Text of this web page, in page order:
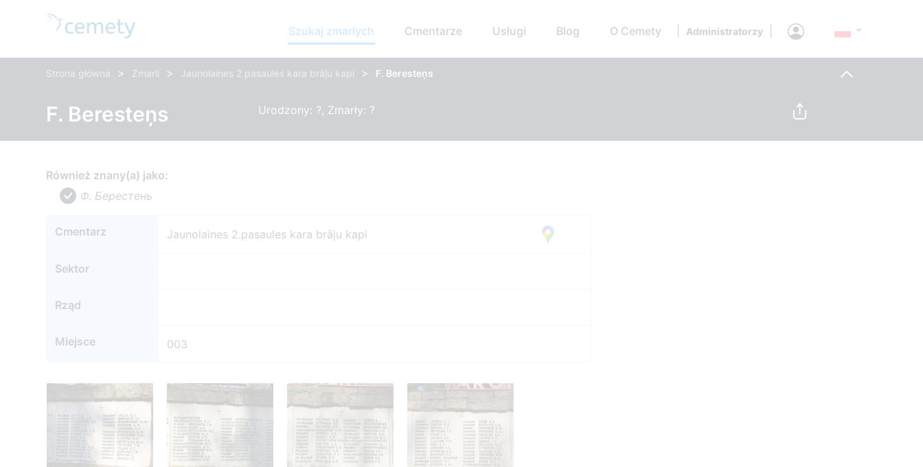
Szukaj zmarłych Cmentarze Usługi Blog O Cemety Administratorzy
Strona główna > Zmarli > Jaunolaines 2.pasaules kara brāļu kapi > F. Beresteņs
F. Beresteņs Urodzony: ?, Zmarły: ?
Również znany(a) jako:
Ф. Берестень
Cmentarz Jaunolaines 2.pasaules kara brāļu kapi
Sektor
Rząd
Miejsce 003